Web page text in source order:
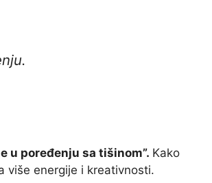
u poređenju sa tišinom”. Kako
više energije i kreativnosti.